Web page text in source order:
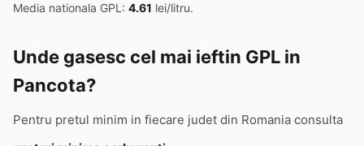
Media nationala GPL: 4.61 lei/litru.
Unde gasesc cel mai ieftin GPL in
Pancota?
Pentru pretul minim in fiecare judet din Romania consulta